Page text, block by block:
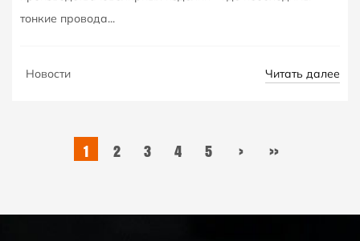
тонкие провода...
Новости Читать далее
1 2 3 4 5 › ››